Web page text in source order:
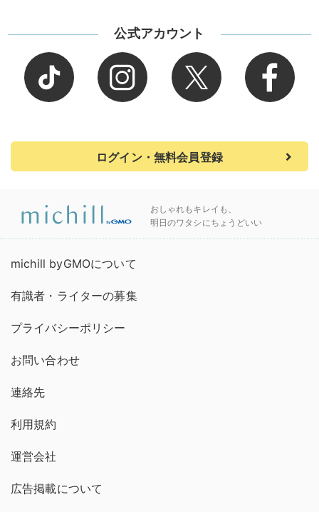
公式アカウント
ログイン・無料会員登録
おしゃれもキレイも、
明日のワタシにちょうどいい
michill byGMOについて
有識者・ライターの募集
プライバシーポリシー
お問い合わせ
連絡先
利用規約
運営会社
広告掲載について